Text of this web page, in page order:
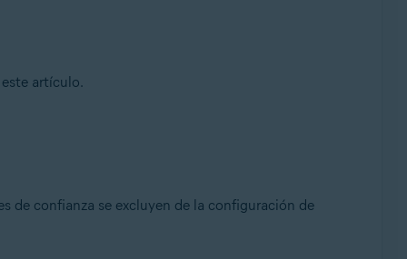
artículo.
de confianza se excluyen de la configuración de